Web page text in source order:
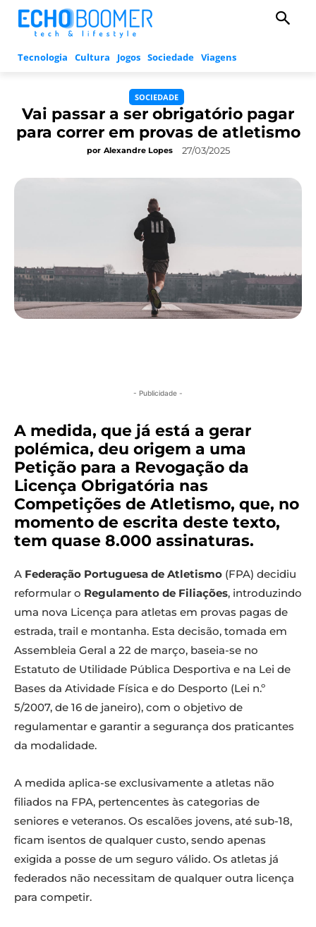
Tecnologia Cultura Jogos Sociedade Viagens
SOCIEDADE
Vai passar a ser obrigatório pagar
para correr em provas de atletismo
por Alexandre Lopes 27/03/2025
- Publicidade -
A medida, que já está a gerar
polémica, deu origem a uma
Petição para a Revogação da
Licença Obrigatória nas
Competições de Atletismo, que, no
momento de escrita deste texto,
tem quase 8.000 assinaturas.
A Federação Portuguesa de Atletismo (FPA) decidiu
reformular o Regulamento de Filiações, introduzindo
uma nova Licença para atletas em provas pagas de
estrada, trail e montanha. Esta decisão, tomada em
Assembleia Geral a 22 de março, baseia-se no
Estatuto de Utilidade Pública Desportiva e na Lei de
Bases da Atividade Física e do Desporto (Lei n.º
5/2007, de 16 de janeiro), com o objetivo de
regulamentar e garantir a segurança dos praticantes
da modalidade.
A medida aplica-se exclusivamente a atletas não
filiados na FPA, pertencentes às categorias de
seniores e veteranos. Os escalões jovens, até sub-18,
ficam isentos de qualquer custo, sendo apenas
exigida a posse de um seguro válido. Os atletas já
federados não necessitam de qualquer outra licença
para competir.